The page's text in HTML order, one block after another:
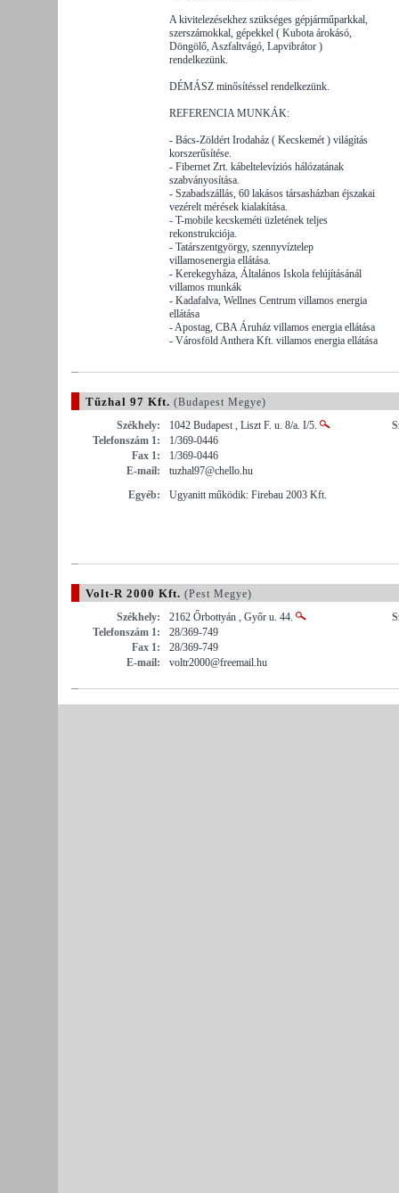
A kivitelezésekhez szükséges gépjárműparkkal,
szerszámokkal, gépekkel ( Kubota árokásó,
Döngölő, Aszfaltvágó, Lapvibrátor )
rendelkezünk.
DÉMÁSZ minősítéssel rendelkezünk.
REFERENCIA MUNKÁK:
- Bács-Zöldért Irodaház ( Kecskemét ) világítás
korszerűsítése.
- Fibernet Zrt. kábeltelevíziós hálózatának
szabványosítása.
- Szabadszállás, 60 lakásos társasházban éjszakai
vezérelt mérések kialakítása.
- T-mobile kecskeméti üzletének teljes
rekonstrukciója.
- Tatárszentgyörgy, szennyvíztelep
villamosenergia ellátása.
- Kerekegyháza, Általános Iskola felújításánál
villamos munkák
- Kadafalva, Wellnes Centrum villamos energia
ellátása
- Apostag, CBA Áruház villamos energia ellátása
- Városföld Anthera Kft. villamos energia ellátása
Tűzhal 97 Kft. (Budapest Megye)
Székhely:
1042 Budapest , Liszt F. u. 8/a. I/5.
Telefonszám 1:
1/369-0446
Fax 1:
1/369-0446
E-mail:
tuzhal97@chello.hu
Egyéb:
Ugyanitt működik: Firebau 2003 Kft.
Volt-R 2000 Kft. (Pest Megye)
Székhely:
2162 Őrbottyán , Győr u. 44.
Telefonszám 1:
28/369-749
Fax 1:
28/369-749
E-mail:
voltr2000@freemail.hu